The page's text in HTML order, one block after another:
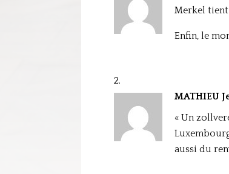
Merkel tient
Enfin, le
MATHIEU
« Un
aussi du